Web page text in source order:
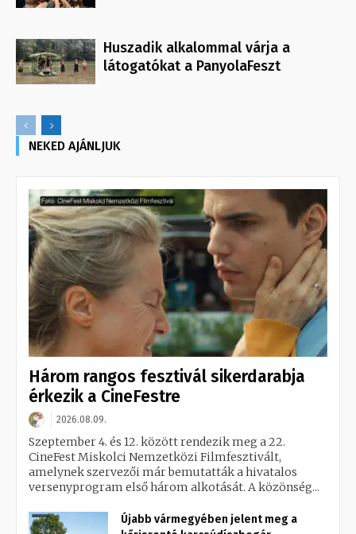
Huszadik alkalommal várja a
látogatókat a PanyolaFeszt
NEKED AJÁNLJUK
Három rangos fesztivál sikerdarabja
érkezik a CineFestre
2026.08.09.
Szeptember 4. és 12. között rendezik meg a 22.
CineFest Miskolci Nemzetközi Filmfesztivált,
amelynek szervezői már bemutatták a hivatalos
versenyprogram első három alkotását. A közönség...
Újabb vármegyében jelent meg a